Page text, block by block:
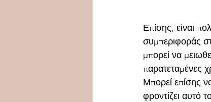
Επίσης, είναι
συμπεριφοράς
μπορεί να
παρατεταμένες
Μπορεί επίσης
φροντίζει αυτό